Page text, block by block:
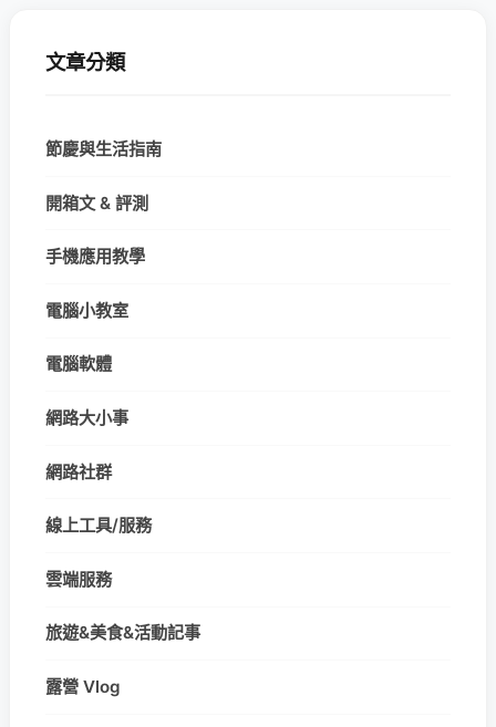
文章分類
節慶與生活指南
開箱文 & 評測
手機應用教學
電腦小教室
電腦軟體
網路大小事
網路社群
線上工具/服務
雲端服務
旅遊&美食&活動記事
露營 Vlog